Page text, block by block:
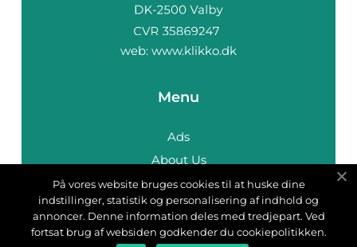
web: www.klikko.dk
Menu
Ads
About Us
Cookies
Contact
Sitemap
På vores website bruges cookies til at huske dine
indstillinger, statistik og personalisering af indhold og
annoncer. Denne information deles med tredjepart. Ved
fortsat brug af websiden godkender du cookiepolitikken.